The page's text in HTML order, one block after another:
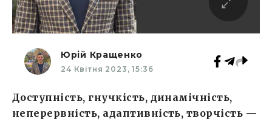
Юрій Кращенко
24 Квітня 2023, 15:36
Доступність, гнучкість, динамічність,
неперервність, адаптивність, творчість —